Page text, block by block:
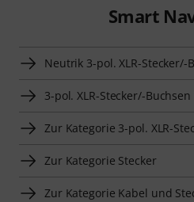
Smart
Neutrik 3-pol. XLR-
3-pol. XLR-Stecker/-
Zur Kategorie 3-pol. XLR-
Zur Kategorie Stecker
Zur Kategorie Kabel und